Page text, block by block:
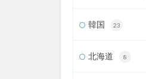
韓国 23
北海道 8